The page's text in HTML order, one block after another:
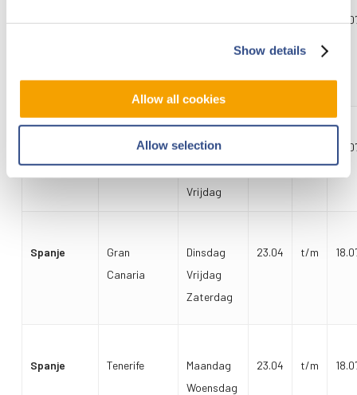
Show details
Allow all cookies
Allow selection
Valencia
Maandag
Woensdag
Vrijdag
Spanje
Gran
Canaria
Dinsdag
Vrijdag
Zaterdag
23.04 t/m
Spanje Tenerife
Maandag
Woensdag
23.04 t/m